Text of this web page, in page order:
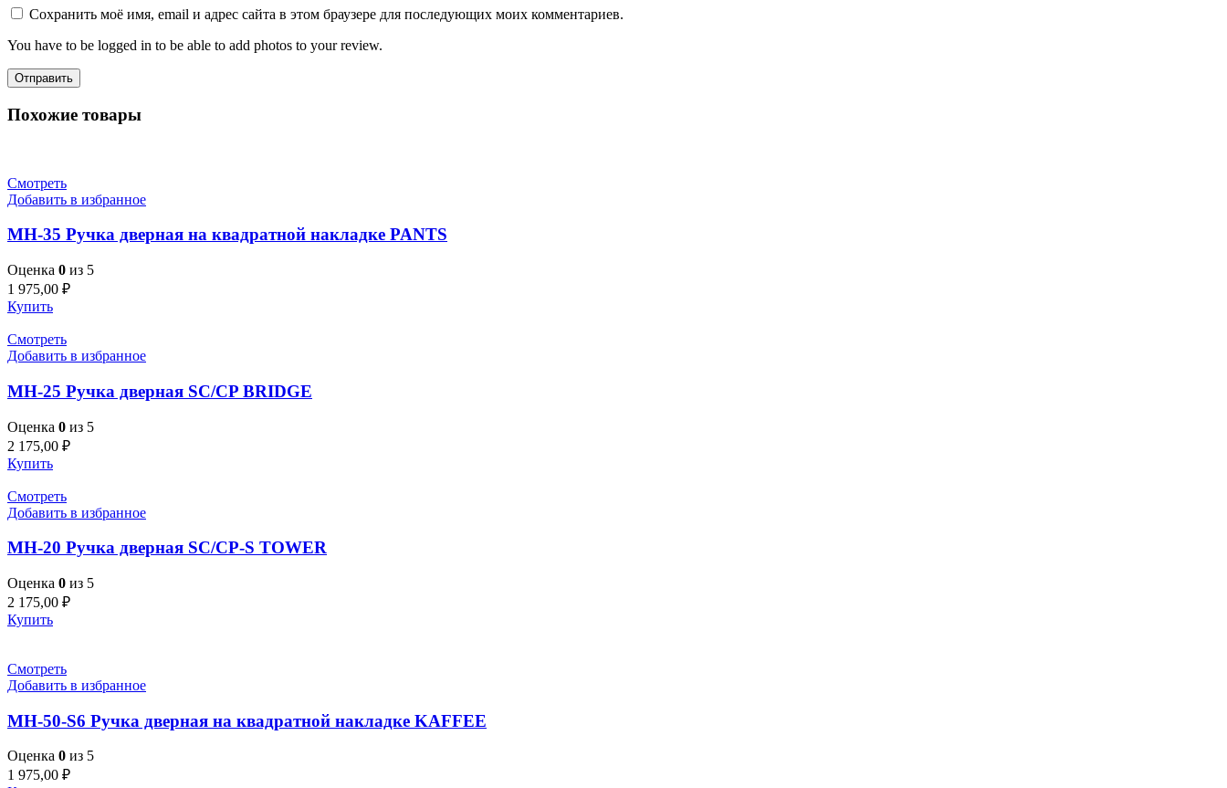
Сохранить моё имя, email и адрес сайта в этом браузере для последующих моих комментариев.
You have to be logged in to be able to add photos to your review.
Похожие товары
Смотреть
Добавить в избранное
MH-35 Ручка дверная на квадратной накладке PANTS
Оценка 0 из 5
1 975,00 ₽
Купить
Смотреть
Добавить в избранное
MH-25 Ручка дверная SC/CP BRIDGE
Оценка 0 из 5
2 175,00 ₽
Купить
Смотреть
Добавить в избранное
MH-20 Ручка дверная SC/CP-S TOWER
Оценка 0 из 5
2 175,00 ₽
Купить
Смотреть
Добавить в избранное
MH-50-S6 Ручка дверная на квадратной накладке KAFFEE
Оценка 0 из 5
1 975,00 ₽